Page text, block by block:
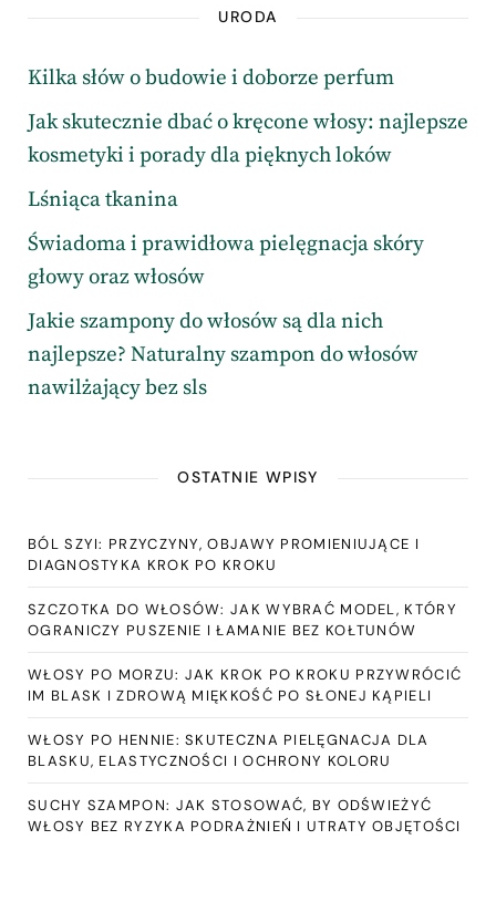
URODA
Kilka słów o budowie i doborze perfum
Jak skutecznie dbać o kręcone włosy: najlepsze
kosmetyki i porady dla pięknych loków
Lśniąca tkanina
Świadoma i prawidłowa pielęgnacja skóry
głowy oraz włosów
Jakie szampony do włosów są dla nich
najlepsze? Naturalny szampon do włosów
nawilżający bez sls
OSTATNIE WPISY
BÓL SZYI: PRZYCZYNY, OBJAWY PROMIENIUJĄCE I
DIAGNOSTYKA KROK PO KROKU
SZCZOTKA DO WŁOSÓW: JAK WYBRAĆ MODEL, KTÓRY
OGRANICZY PUSZENIE I ŁAMANIE BEZ KOŁTUNÓW
WŁOSY PO MORZU: JAK KROK PO KROKU PRZYWRÓCIĆ
IM BLASK I ZDROWĄ MIĘKKOŚĆ PO SŁONEJ KĄPIELI
WŁOSY PO HENNIE: SKUTECZNA PIELĘGNACJA DLA
BLASKU, ELASTYCZNOŚCI I OCHRONY KOLORU
SUCHY SZAMPON: JAK STOSOWAĆ, BY ODŚWIEŻYĆ
WŁOSY BEZ RYZYKA PODRAŻNIEŃ I UTRATY OBJĘTOŚCI